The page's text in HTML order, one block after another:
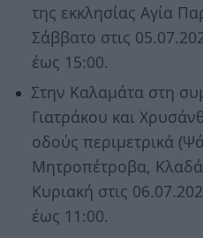
της εκκλησίας Αγία
Σάββατο στις
έως 15:00.
Στην Καλαμάτα στη
Γιατράκου και
οδούς περιμετρικά
Μητροπέτροβα,
Κυριακή στις
έως 11:00.